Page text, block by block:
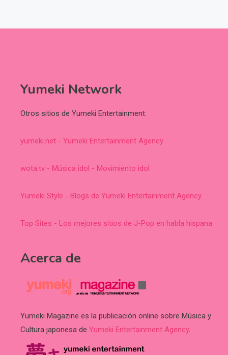
Yumeki Network
Otros sitios de Yumeki Entertainment:
yumeki.net - Yumeki Entertainment Agency
wota.tv - Música idol - Movimiento idol
Yumeki Style - Blogs de Yumeki Entertainment Agency
Top Sites - Los mejores sitios de J-Pop en habla hispana
Acerca de
Yumeki Magazine es la publicación online sobre Música y
Cultura japonesa de Yumeki Entertainment Agency.